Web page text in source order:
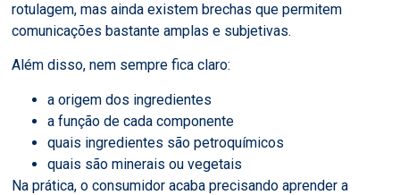
rotulagem, mas ainda existem brechas que permitem
comunicações bastante amplas e subjetivas.
Além disso, nem sempre fica claro:
a origem dos ingredientes
a função de cada componente
quais ingredientes são petroquímicos
quais são minerais ou vegetais
Na prática, o consumidor acaba precisando aprender a